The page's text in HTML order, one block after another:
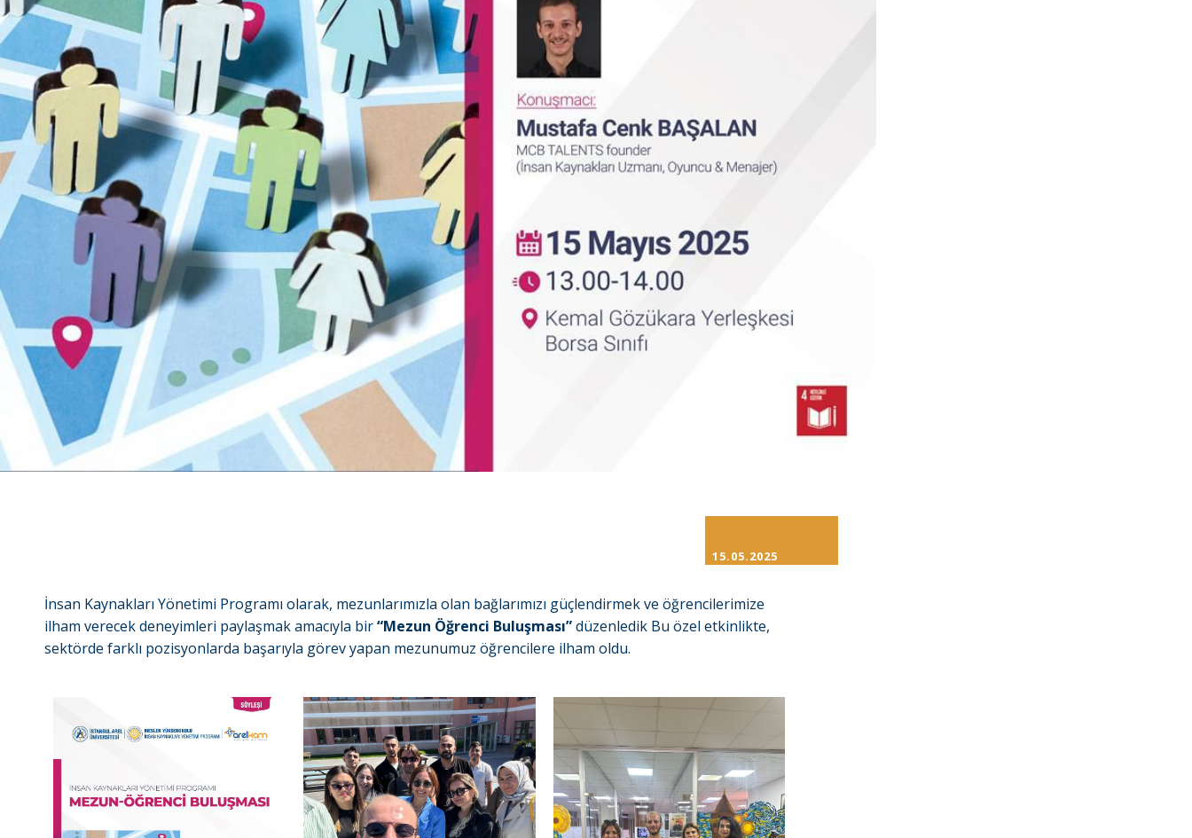
15.05.2025
İnsan Kaynakları Yönetimi Programı olarak, mezunlarımızla olan bağlarımızı güçlendirmek ve öğrencilerimize
ilham verecek deneyimleri paylaşmak amacıyla bir“Mezun Öğrenci Buluşması”düzenledik Bu özel etkinlikte,
sektörde farklı pozisyonlarda başarıyla görev yapan mezunumuz öğrencilere ilham oldu.